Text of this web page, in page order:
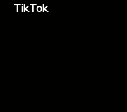
TikTok